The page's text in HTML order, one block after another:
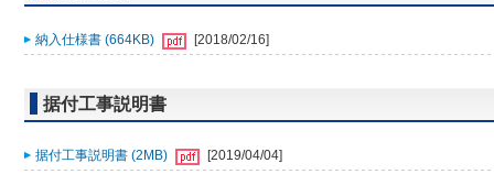
納入仕様書 (664KB) [2018/02/16]
据付工事説明書
据付工事説明書 (2MB) [2019/04/04]